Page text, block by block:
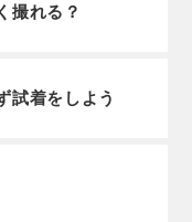
撮れる？
試着をしよう